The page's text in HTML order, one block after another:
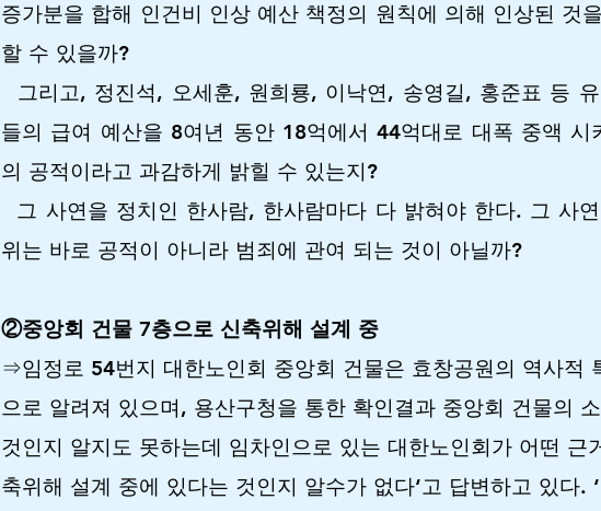
증가분을 합해 인건비 인상 예산 책정의 원칙에 의해 인상된 것
할 수 있을까?
그리고, 정진석, 오세훈, 원희룡, 이낙연, 송영길, 홍준표 등
들의 급여 예산을 8여년 동안 18억에서 44억대로 대폭 중액 시
의 공적이라고 과감하게 밝힐 수 있는지?
그 사연을 정치인 한사람, 한사람마다 다 밝혀야 한다. 그 사
위는 바로 공적이 아니라 범죄에 관여 되는 것이 아닐까?
②중앙회 건물 7층으로 신축위해 설계 중
⇒임정로 54번지 대한노인회 중앙회 건물은 효창공원의 역사적
으로 알려져 있으며, 용산구청을 통한 확인결과 중앙회 건물의
것인지 알지도 못하는데 임차인으로 있는 대한노인회가 어떤 근
축위해 설계 중에 있다는 것인지 알수가 없다‘고 답변하고 있다.